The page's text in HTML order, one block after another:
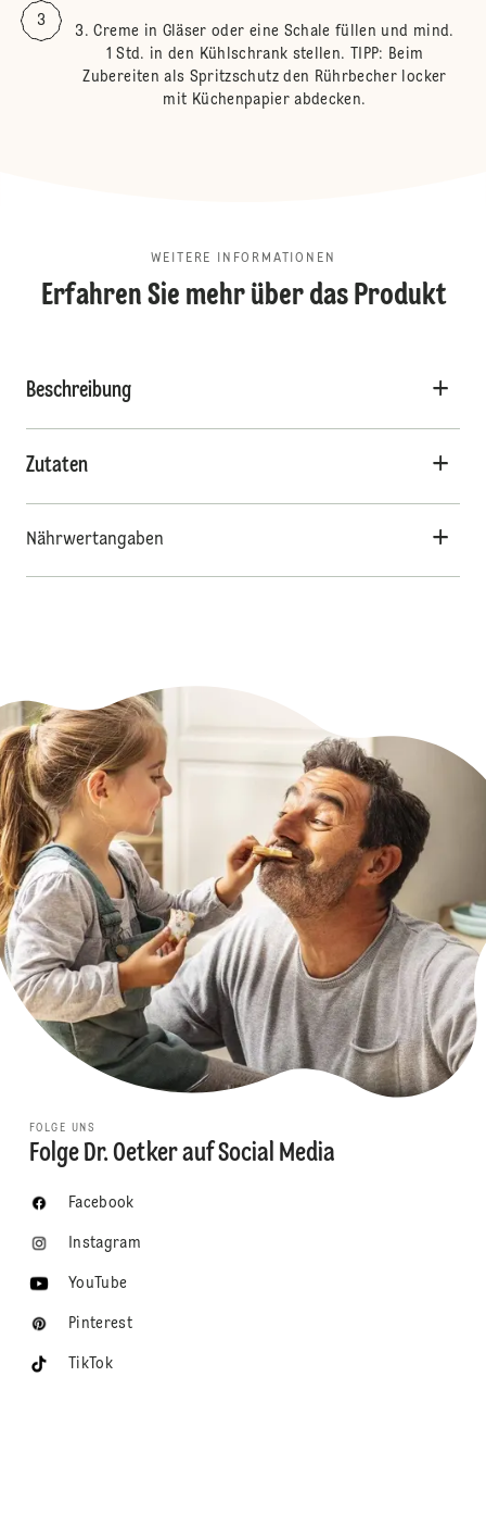
Creme in Gläser oder eine Schale füllen und mind.
1 Std. in den Kühlschrank stellen. TIPP: Beim
Zubereiten als Spritzschutz den Rührbecher locker
mit Küchenpapier abdecken.
WEITERE INFORMATIONEN
Erfahren Sie mehr über das Produkt
Beschreibung
Zutaten
Nährwertangaben
FOLGE UNS
Folge Dr. Oetker auf Social Media
Facebook
Instagram
YouTube
Pinterest
TikTok